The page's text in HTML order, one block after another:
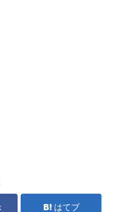
はてブ